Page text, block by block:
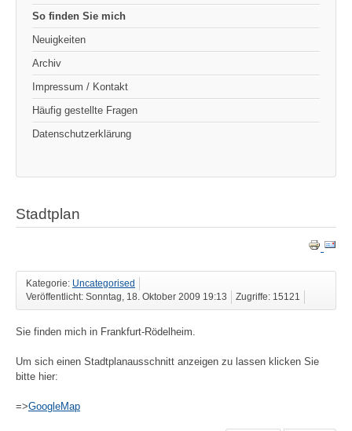
So finden Sie mich
Neuigkeiten
Archiv
Impressum / Kontakt
Häufig gestellte Fragen
Datenschutzerklärung
Stadtplan
Kategorie: Uncategorised
Veröffentlicht: Sonntag, 18. Oktober 2009 19:13
Zugriffe: 15121
Sie finden mich in Frankfurt-Rödelheim.
Um sich einen Stadtplanausschnitt anzeigen zu lassen klicken Sie
bitte hier:
=>GoogleMap